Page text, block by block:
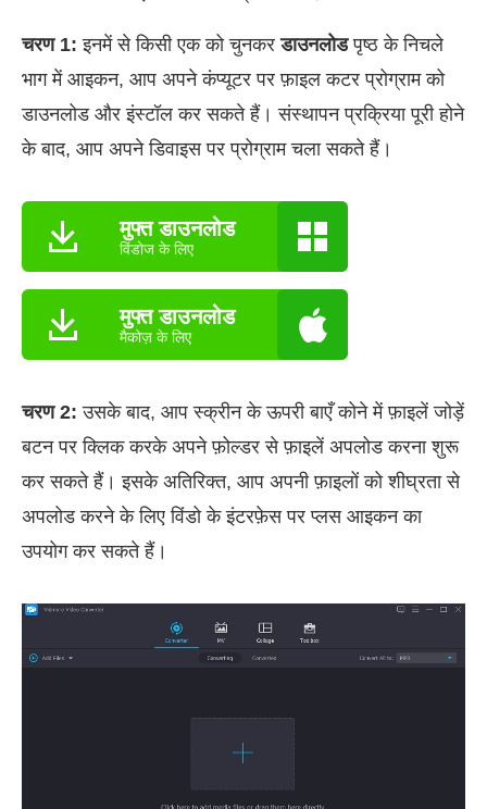
चरण 1: इनमें से किसी एक को चुनकरडाउनलोडपृष्ठ के निचले
भाग में आइकन, आप अपने कंप्यूटर पर फ़ाइल कटर प्रोग्राम को
डाउनलोड और इंस्टॉल कर सकते हैं। संस्थापन प्रक्रिया पूरी होने
के बाद, आप अपने डिवाइस पर प्रोग्राम चला सकते हैं।
मुफ्त डाउनलोड
विंडोज के लिए
मुफ्त डाउनलोड
मैकोज़ के लिए
चरण 2: उसके बाद, आप स्क्रीन के ऊपरी बाएँ कोने में फ़ाइलें जोड़ें
बटन पर क्लिक करके अपने फ़ोल्डर से फ़ाइलें अपलोड करना शुरू
कर सकते हैं। इसके अतिरिक्त, आप अपनी फ़ाइलों को शीघ्रता से
अपलोड करने के लिए विंडो के इंटरफ़ेस पर प्लस आइकन का
उपयोग कर सकते हैं।